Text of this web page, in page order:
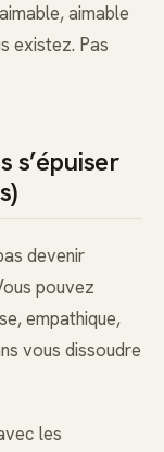
aimable
existez. Pas
s’épuiser
devenir
pouvez
empathique,
vous dissoudre
les